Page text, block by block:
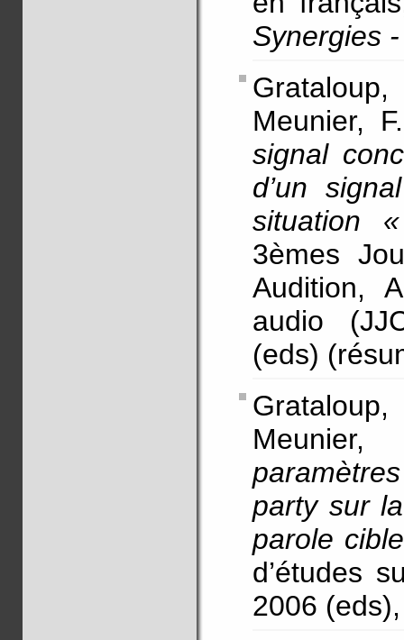
Synergies
Meunier,
signal
d’un
situation
3èmes
Audition,
audio
(eds)
party sur
parole cible
d’études
2006